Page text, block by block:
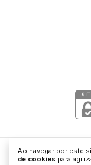
Ao navegar por este
de cookies para